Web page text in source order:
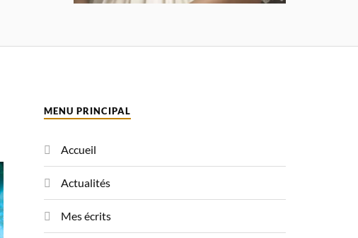
MENU PRINCIPAL
Accueil
Actualités
Mes écrits